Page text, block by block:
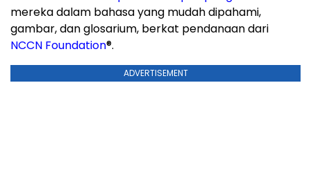
mereka dalam bahasa yang mudah dipahami,
gambar, dan glosarium, berkat pendanaan dari
NCCN Foundation®.
ADVERTISEMENT